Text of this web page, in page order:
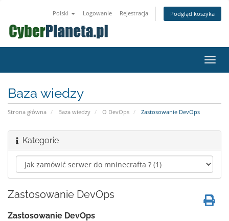
Polski Logowanie Rejestracja Podgląd koszyka
Baza wiedzy
Strona główna Baza wiedzy O DevOps Zastosowanie DevOps
Kategorie
Zastosowanie DevOps
Zastosowanie DevOps